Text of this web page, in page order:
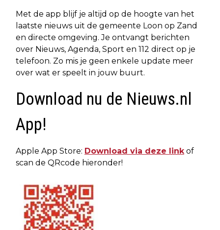
Met de app blijf je altijd op de hoogte van het
laatste nieuws uit de gemeente Loon op Zand
en directe omgeving. Je ontvangt berichten
over Nieuws, Agenda, Sport en 112 direct op je
telefoon. Zo mis je geen enkele update meer
over wat er speelt in jouw buurt.
Download nu de Nieuws.nl
App!
Apple App Store: Download via deze linkof
scan de QRcode hieronder!